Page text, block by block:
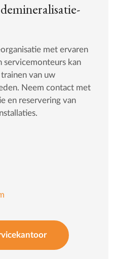
met ervaren
servicemonteurs kan
van uw
Neem contact met
en reservering van